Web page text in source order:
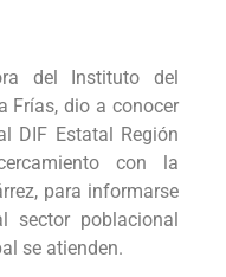
del Instituto del
Frías, dio a conocer
DIF Estatal Región
con la
para informarse
sector poblacional
se atienden.